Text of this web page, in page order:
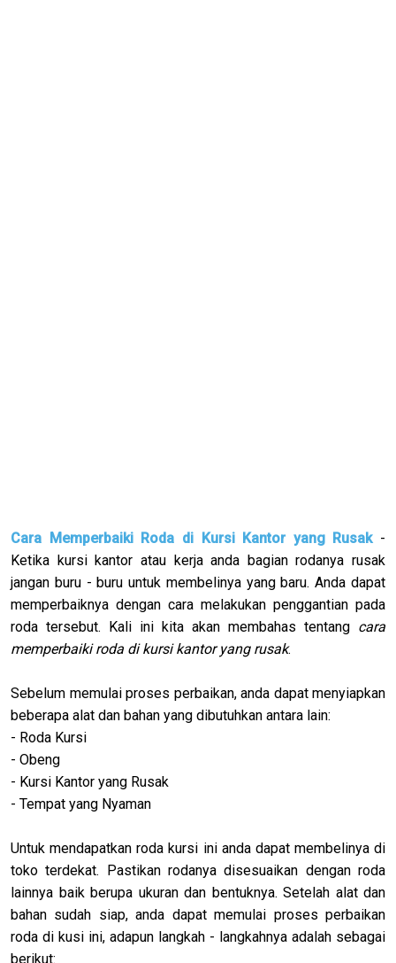
Cara Memperbaiki Roda di Kursi Kantor yang Rusak-
Ketika kursi kantor atau kerja anda bagian rodanya rusak
jangan buru - buru untuk membelinya yang baru. Anda dapat
memperbaiknya dengan cara melakukan penggantian pada
roda tersebut. Kali ini kita akan membahas tentang cara
memperbaiki roda di kursi kantor yang rusak.
Sebelum memulai proses perbaikan, anda dapat menyiapkan
beberapa alat dan bahan yang dibutuhkan antara lain:
- Roda Kursi
- Obeng
- Kursi Kantor yang Rusak
- Tempat yang Nyaman
Untuk mendapatkan roda kursi ini anda dapat membelinya di
toko terdekat. Pastikan rodanya disesuaikan dengan roda
lainnya baik berupa ukuran dan bentuknya. Setelah alat dan
bahan sudah siap, anda dapat memulai proses perbaikan
roda di kusi ini, adapun langkah - langkahnya adalah sebagai
berikut: